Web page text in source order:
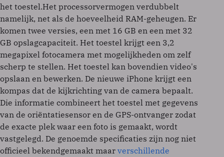
het toestel.Het processorvermogen verdubbelt
namelijk, net als de hoeveelheid RAM-geheugen. Er
komen twee versies, een met 16 GB en een met 32
GB opslagcapaciteit. Het toestel krijgt een 3,2
megapixel fotocamera met mogelijkheden om zelf
scherp te stellen. Het toestel kan bovendien video's
opslaan en bewerken. De nieuwe iPhone krijgt een
kompas dat de kijkrichting van de camera bepaalt.
Die informatie combineert het toestel met gegevens
van de oriëntatiesensor en de GPS-ontvanger zodat
de exacte plek waar een foto is gemaakt, wordt
vastgelegd. De genoemde specificaties zijn nog niet
officieel bekendgemaakt maar verschillende